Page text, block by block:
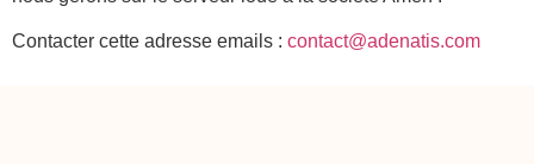
Contacter cette adresse emails : contact@adenatis.com